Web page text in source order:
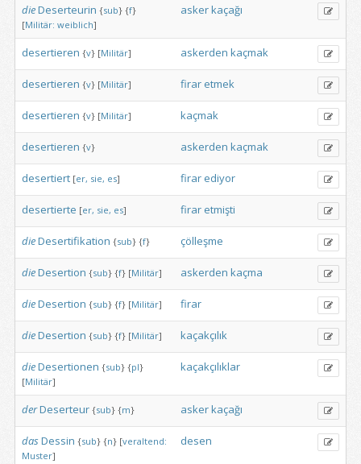
dieDeserteurin {sub} {f}
[Militär: weiblich]
askerkaçağı
desertieren {v} [Militär] askerden kaçmak
desertieren {v} [Militär] firar etmek
desertieren {v} [Militär] kaçmak
desertieren {v} askerden kaçmak
desertiert [er, sie, es] firar ediyor
desertierte [er, sie, es] firar etmişti
dieDesertifikation {sub} {f} çölleşme
dieDesertion {sub} {f} [Militär] askerden kaçma
dieDesertion {sub} {f} [Militär] firar
dieDesertion {sub} {f} [Militär] kaçakçılık
dieDesertionen {sub} {pl}
[Militär]
kaçakçılıklar
derDeserteur {sub} {m} askerkaçağı
dasDessin {sub} {n} [veraltend:
Muster]
desen